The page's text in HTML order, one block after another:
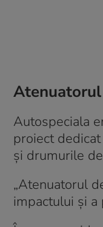
Autospeciala
proiect
și drumurile
„Atenuatorul
impactului și a